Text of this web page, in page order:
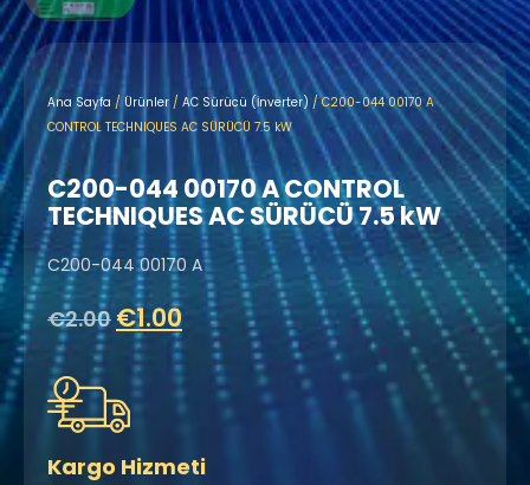
Ana Sayfa / Ürünler / AC Sürücü (İnverter) / C200-044 00170 A
CONTROL TECHNIQUES AC SÜRÜCÜ 7.5 kW
C200-044 00170 A CONTROL
TECHNIQUES AC SÜRÜCÜ 7.5 kW
C200-044 00170 A
€2.00 €1.00
Kargo Hizmeti